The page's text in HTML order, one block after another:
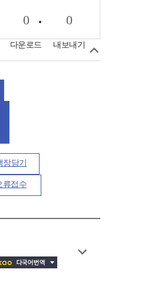
0
다운로드
0
내보내기
장담기
류접수